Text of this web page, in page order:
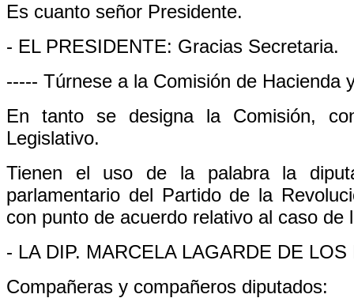
Es cuanto señor Presidente.
- EL PRESIDENTE: Gracias Secretaria.
----- Túrnese a la Comisión de Hacienda
En tanto se designa la Comisión,
Legislativo.
Tienen el uso de la palabra la
parlamentario del Partido de la
con punto de acuerdo relativo al caso
- LA DIP. MARCELA LAGARDE DE
Compañeras y compañeros diputados: